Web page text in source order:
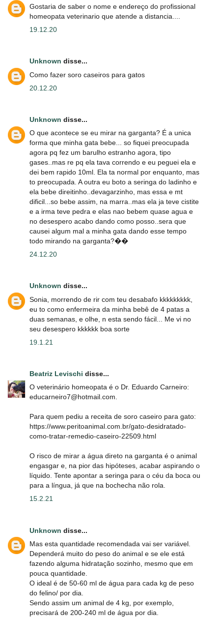
Gostaria de saber o nome e endereço do profissional
homeopata veterinario que atende a distancia....
19.12.20
Unknown disse...
Como fazer soro caseiros para gatos
20.12.20
Unknown disse...
O que acontece se eu mirar na garganta? É a unica
forma que minha gata bebe... so fiquei preocupada
agora pq fez um barulho estranho agora, tipo
gases..mas re pq ela tava correndo e eu peguei ela e
dei bem rapido 10ml. Ela ta normal por enquanto, mas
to preocupada. A outra eu boto a seringa do ladinho e
ela bebe direitinho..devagarzinho, mas essa e mt
dificil...so bebe assim, na marra..mas ela ja teve cistite
e a irma teve pedra e elas nao bebem quase agua e
no desespero acabo dando como posso..sera que
causei algum mal a minha gata dando esse tempo
todo mirando na garganta?��
24.12.20
Unknown disse...
Sonia, morrendo de rir com teu desabafo kkkkkkkkk,
eu to como enfermeira da minha bebê de 4 patas a
duas semanas, e olhe, n esta sendo fácil... Me vi no
seu desespero kkkkkk boa sorte
19.1.21
Beatriz Levischi disse...
O veterinário homeopata é o Dr. Eduardo Carneiro:
educarneiro7@hotmail.com.
Para quem pediu a receita de soro caseiro para gato:
https://www.peritoanimal.com.br/gato-desidratado-
como-tratar-remedio-caseiro-22509.html
O risco de mirar a água direto na garganta é o animal
engasgar e, na pior das hipóteses, acabar aspirando o
líquido. Tente apontar a seringa para o céu da boca ou
para a língua, já que na bochecha não rola.
15.2.21
Unknown disse...
Mas esta quantidade recomendada vai ser variável.
Dependerá muito do peso do animal e se ele está
fazendo alguma hidratação sozinho, mesmo que em
pouca quantidade.
O ideal é de 50-60 ml de água para cada kg de peso
do felino/ por dia.
Sendo assim um animal de 4 kg, por exemplo,
precisará de 200-240 ml de água por dia.